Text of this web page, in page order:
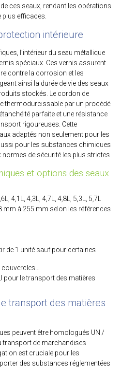
ces seaux, rendant les opérations
plus efficaces.
intérieure
l’intérieur du seau métallique
spéciaux. Ces vernis assurent
contre la corrosion et les
ainsi la durée de vie des seaux
stockés. Le cordon de
thermodurcissable par un procédé
parfaite et une résistance
rigoureuses. Cette
adaptés non seulement pour les
pour les substances chimiques
de sécurité les plus strictes.
et options des seaux
4,1L, 4,3L, 4,7L, 4,8L, 5,3L, 5,7L
mm à 255 mm selon les références
de 1 unité sauf pour certaines
pour le transport des matières
transport des matières
peuvent être homologués UN /
transport de marchandises
est cruciale pour les
des substances réglementées